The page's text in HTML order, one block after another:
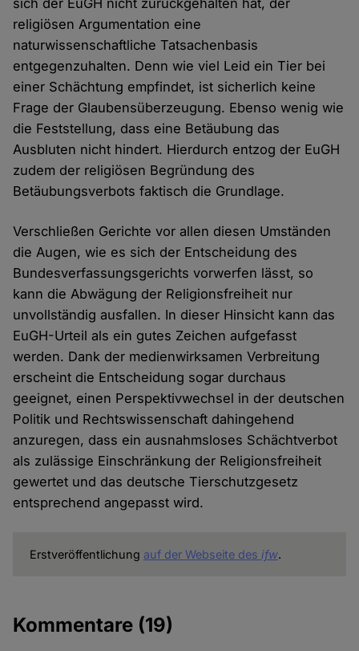
sich der EuGH nicht zurückgehalten hat, der
religiösen Argumentation eine
naturwissenschaftliche Tatsachenbasis
entgegenzuhalten. Denn wie viel Leid ein Tier bei
einer Schächtung empfindet, ist sicherlich keine
Frage der Glaubensüberzeugung. Ebenso wenig wie
die Feststellung, dass eine Betäubung das
Ausbluten nicht hindert. Hierdurch entzog der EuGH
zudem der religiösen Begründung des
Betäubungsverbots faktisch die Grundlage.
Verschließen Gerichte vor allen diesen Umständen
die Augen, wie es sich der Entscheidung des
Bundesverfassungsgerichts vorwerfen lässt, so
kann die Abwägung der Religionsfreiheit nur
unvollständig ausfallen. In dieser Hinsicht kann das
EuGH-Urteil als ein gutes Zeichen aufgefasst
werden. Dank der medienwirksamen Verbreitung
erscheint die Entscheidung sogar durchaus
geeignet, einen Perspektivwechsel in der deutschen
Politik und Rechtswissenschaft dahingehend
anzuregen, dass ein ausnahmsloses Schächtverbot
als zulässige Einschränkung der Religionsfreiheit
gewertet und das deutsche Tierschutzgesetz
entsprechend angepasst wird.
Erstveröffentlichung auf der Webseite des ifw.
Kommentare (19)